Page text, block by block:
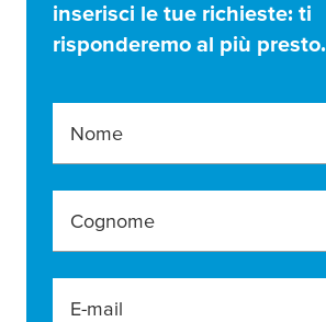
inserisci le tue richieste: ti
risponderemo al più presto.
Nome
Cognome
E-mail